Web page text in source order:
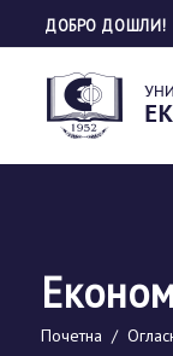
ДОБРО ДОШЛИ!
Почетна /